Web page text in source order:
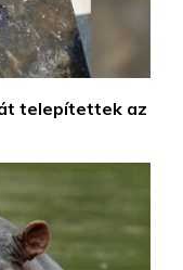
telepítettek az